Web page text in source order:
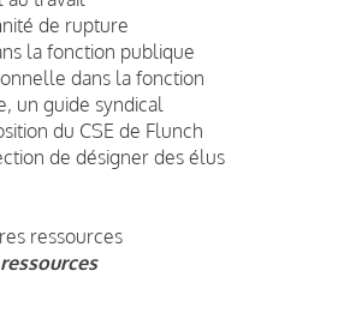
de rupture
la fonction publique
dans la fonction
un guide syndical
du CSE de Flunch
de désigner des élus
ressources